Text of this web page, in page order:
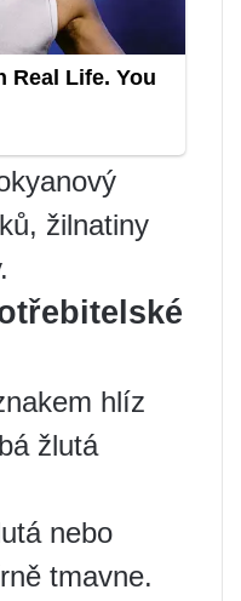
žilnatiny
hlíz
žlutá
nebo
tmavne.